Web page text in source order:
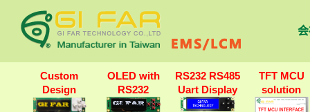
Custom
Design
OLED with
RS232
RS232 RS485
Uart Display
TFT MCU
solution